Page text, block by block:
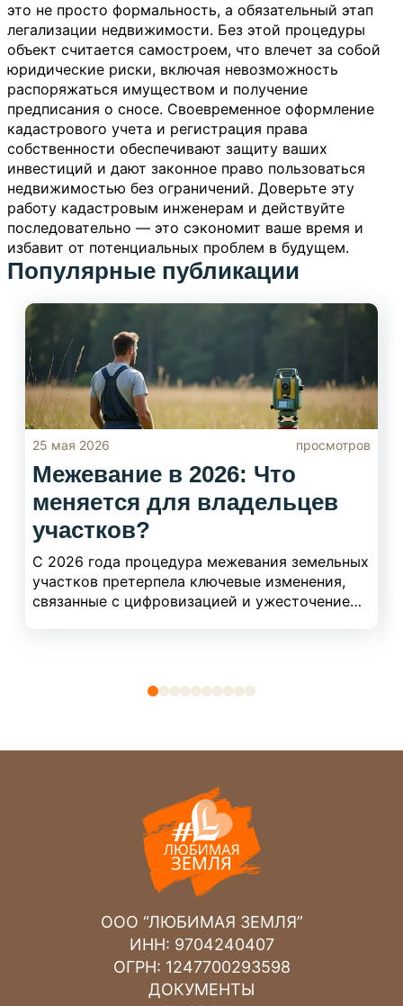
это не просто формальность, а обязательный этап
легализации недвижимости. Без этой процедуры
объект считается самостроем, что влечет за собой
юридические риски, включая невозможность
распоряжаться имуществом и получение
предписания о сносе. Своевременное оформление
кадастрового учета и регистрация права
собственности обеспечивают защиту ваших
инвестиций и дают законное право пользоваться
недвижимостью без ограничений. Доверьте эту
работу кадастровым инженерам и действуйте
последовательно — это сэкономит ваше время и
избавит от потенциальных проблем в будущем.
Популярные публикации
25 мая 2026 просмотров
Межевание в 2026: Что
меняется для владельцев
участков?
С 2026 года процедура межевания земельных
участков претерпела ключевые изменения,
связанные с цифровизацией и ужесточением
правильно размежевать участок в текущем
ООО “ЛЮБИМАЯ ЗЕМЛЯ”
ИНН: 9704240407
ОГРН: 1247700293598
ДОКУМЕНТЫ